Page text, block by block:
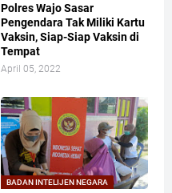
Polres Wajo Sasar
Pengendara Tak Miliki Kartu
Vaksin, Siap-Siap Vaksin di
Tempat
April 05, 2022
BADAN INTELIJEN NEGARA